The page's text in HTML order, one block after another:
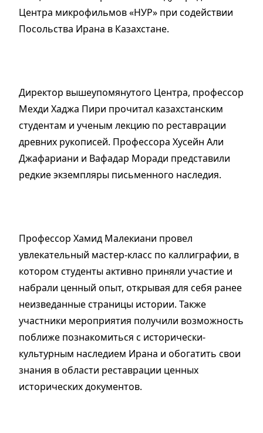
Центра микрофильмов «НУР» при содействии
Посольства Ирана в Казахстане.
Директор вышеупомянутого Центра, профессор
Мехди Хаджа Пири прочитал казахстанским
студентам и ученым лекцию по реставрации
древних рукописей. Профессора Хусейн Али
Джафариани и Вафадар Моради представили
редкие экземпляры письменного наследия.
Профессор Хамид Малекиани провел
увлекательный мастер-класс по каллиграфии, в
котором студенты активно приняли участие и
набрали ценный опыт, открывая для себя ранее
неизведанные страницы истории. Также
участники мероприятия получили возможность
поближе познакомиться с исторически-
культурным наследием Ирана и обогатить свои
знания в области реставрации ценных
исторических документов.